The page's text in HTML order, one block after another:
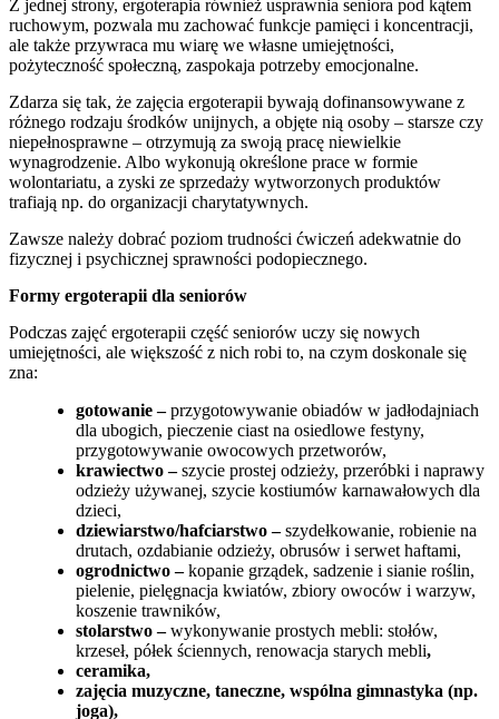
Z jednej strony, ergoterapia również usprawnia seniora pod kątem
ruchowym, pozwala mu zachować funkcje pamięci i koncentracji,
ale także przywraca mu wiarę we własne umiejętności,
pożyteczność społeczną, zaspokaja potrzeby emocjonalne.
Zdarza się tak, że zajęcia ergoterapii bywają dofinansowywane z
różnego rodzaju środków unijnych, a objęte nią osoby – starsze czy
niepełnosprawne – otrzymują za swoją pracę niewielkie
wynagrodzenie. Albo wykonują określone prace w formie
wolontariatu, a zyski ze sprzedaży wytworzonych produktów
trafiają np. do organizacji charytatywnych.
Zawsze należy dobrać poziom trudności ćwiczeń adekwatnie do
fizycznej i psychicznej sprawności podopiecznego.
Formy ergoterapii dla seniorów
Podczas zajęć ergoterapii część seniorów uczy się nowych
umiejętności, ale większość z nich robi to, na czym doskonale się
zna:
gotowanie –przygotowywanie obiadów w jadłodajniach
dla ubogich, pieczenie ciast na osiedlowe festyny,
przygotowywanie owocowych przetworów,
krawiectwo –szycie prostej odzieży, przeróbki i naprawy
odzieży używanej, szycie kostiumów karnawałowych dla
dzieci,
dziewiarstwo/hafciarstwo –szydełkowanie, robienie na
drutach, ozdabianie odzieży, obrusów i serwet haftami,
ogrodnictwo –kopanie grządek, sadzenie i sianie roślin,
pielenie, pielęgnacja kwiatów, zbiory owoców i warzyw,
koszenie trawników,
stolarstwo –wykonywanie prostych mebli: stołów,
krzeseł, półek ściennych, renowacja starych mebli,
ceramika,
zajęcia muzyczne, taneczne, wspólna gimnastyka (np.
joga),